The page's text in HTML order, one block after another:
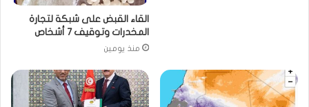
القاء القبض على شبكة لتجارة
المخدرات وتوقيف 7 أشخاص
منذ يومين